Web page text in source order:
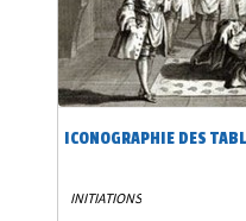
ICONOGRAPHIE DES
INITIATIONS